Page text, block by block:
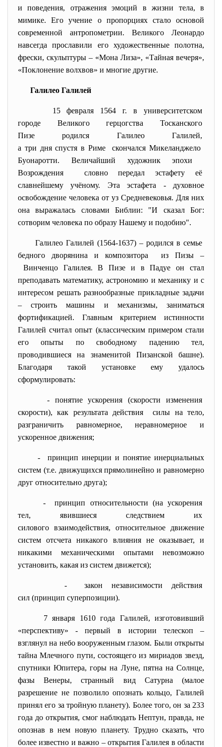
и поведения, отражения эмоций в жизни тела, в
мимике. Его учение о пропорциях стало основой
современной антропометрии. Великого Леонардо
навсегда прославили его художественные полотна,
фрески, скульптуры – «Мона Лиза», «Тайная вечеря»,
«Поклонение волхвов» и многие другие.
Галилео Галилей
15 февраля 1564 г. в университетском
городе Великого герцогства Тосканского
Пизе родился Галилео Галилей,
а три дня спустя в Риме скончался Микеланджело
Буонаротти. Величайший художник эпохи
Возрождения словно передал эстафету её
славнейшему учёному. Этаэстафета - духовное
освобождение человека от уз Средневековья. Для них
она выражалась словами Библии: "И сказал Бог:
сотворим человека по образу Нашему и подобию".
Галилео Галилей (1564-1637) – родился в семье
бедного дворянина и композитора из Пизы –
Винченцо Галилея. В Пизе и в Падуе он стал
преподавать математику, астрономию и механику и с
интересом решать разнообразные прикладные задачи
– строить машины и механизмы, заниматься
фортификацией. Главным критерием истинности
Галилей считал опыт (классическим примером стали
его опыты по свободному падению тел,
проводившиеся на знаменитой Пизанской башне).
Благодаря такой установке ему удалось
сформулировать:
- понятие ускорения (скоростиизменения
скорости), как результата действия силы на тело,
разграничить равномерное, неравномерное и
ускоренное движения;
- принцип инерции и понятие инерциальных
систем (т.е. движущихся прямолинейно и равномерно
друг относительно друга);
- принцип относительности (на ускорения
тел, явившиеся следствием их
силового взаимодействия, относительное движение
систем отсчета никакого влияния не оказывает, и
никакими механическими опытами невозможно
установить, какая из систем движется);
- закон независимости действия
сил (принцип суперпозиции).
7 января 1610 года Галилей, изготовивший
«перспективу» - первый в истории телескоп –
взглянул на небо вооруженным глазом. Были открыты
тайна Млечного пути, состоящего из мириадов звезд,
спутники Юпитера, горы на Луне, пятна на Солнце,
фазы Венеры, странный вид Сатурна (малое
разрешение не позволило опознать кольцо, Галилей
принял его за тройную планету). Более того, он за 233
года до открытия, смог наблюдать Нептун, правда, не
опознав в нем новую планету. Трудно сказать, что
более известно и важно – открытия Галилея в области